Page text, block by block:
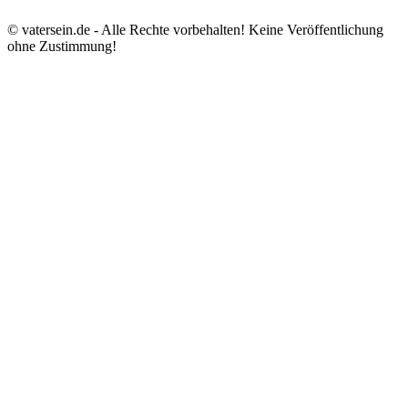
© vatersein.de - Alle Rechte vorbehalten! Keine Veröffentlichung
ohne Zustimmung!